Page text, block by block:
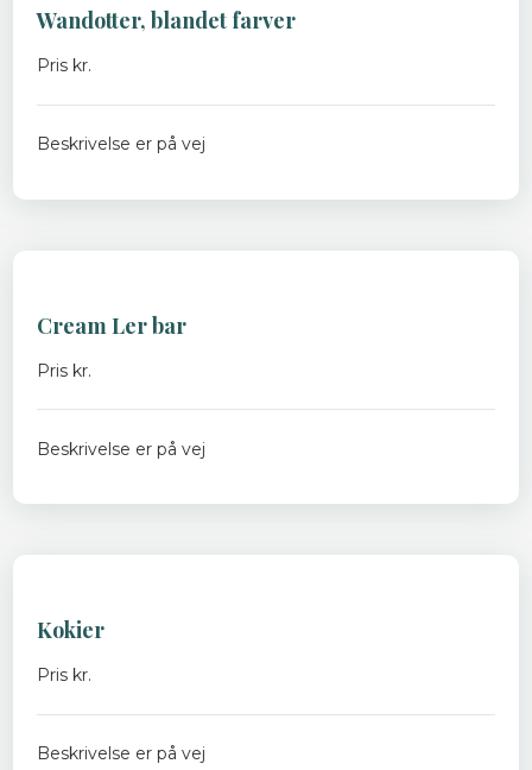
Wandotter, blandet farver
Pris kr.
Beskrivelse er på vej
Cream Ler bar
Pris kr.
Beskrivelse er på vej
Kokier
Pris kr.
Beskrivelse er på vej